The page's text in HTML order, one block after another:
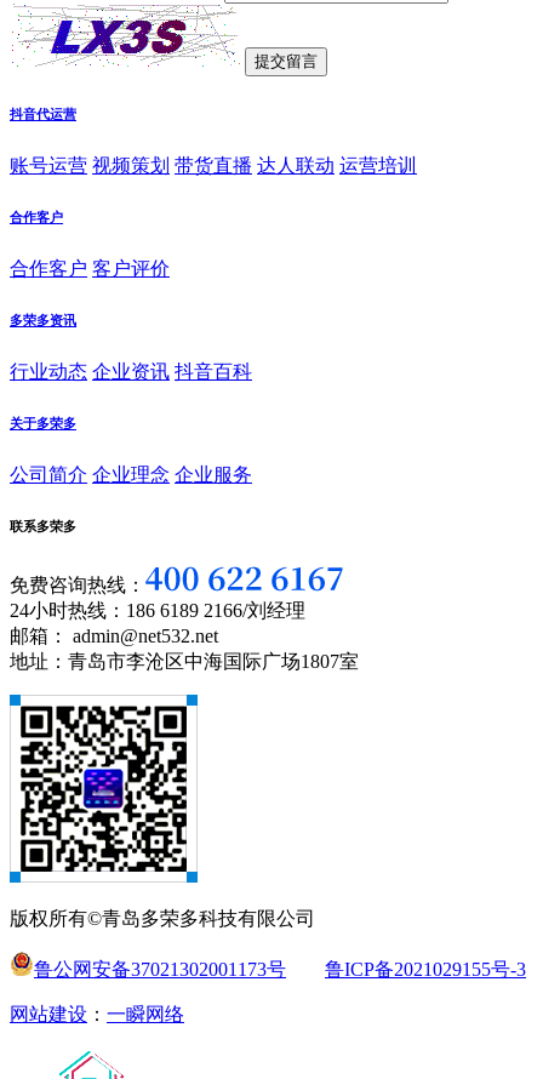
抖音代运营
账号运营 视频策划 带货直播 达人联动 运营培训
合作客户
合作客户 客户评价
多荣多资讯
行业动态 企业资讯 抖音百科
关于多荣多
公司简介 企业理念 企业服务
联系多荣多
免费咨询热线：
24小时热线：186 6189 2166/刘经理
邮箱： admin@net532.net
地址：青岛市李沧区中海国际广场1807室
版权所有©青岛多荣多科技有限公司
鲁公网安备37021302001173号 鲁ICP备2021029155号-3
网站建设 ： 一瞬网络